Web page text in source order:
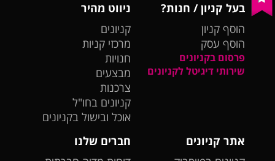
בעל קניון / חנות?
הוסף קניון
הוסף עסק
פרסום בקניונים
שירותי דיגיטל לקניונים
ניווט מהיר
קניונים
מרכזי קניות
חנויות
מבצעים
צרכנות
קניונים בחו"ל
אוכל ובישול בקניונים
אתר קניונים
חברים שלנו